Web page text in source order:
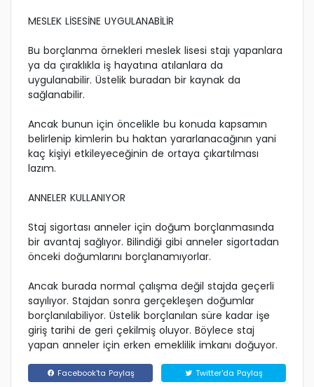
MESLEK LİSESİNE UYGULANABİLİR
Bu borçlanma örnekleri meslek lisesi stajı yapanlara
ya da çıraklıkla iş hayatına atılanlara da
uygulanabilir. Üstelik buradan bir kaynak da
sağlanabilir.
Ancak bunun için öncelikle bu konuda kapsamın
belirlenip kimlerin bu haktan yararlanacağının yani
kaç kişiyi etkileyeceğinin de ortaya çıkartılması
lazım.
ANNELER KULLANIYOR
Staj sigortası anneler için doğum borçlanmasında
bir avantaj sağlıyor. Bilindiği gibi anneler sigortadan
önceki doğumlarını borçlanamıyorlar.
Ancak burada normal çalışma değil stajda geçerli
sayılıyor. Stajdan sonra gerçekleşen doğumlar
borçlanılabiliyor. Üstelik borçlanılan süre kadar işe
giriş tarihi de geri çekilmiş oluyor. Böylece staj
yapan anneler için erken emeklilik imkanı doğuyor.
Facebook'ta Paylaş Twitter'da Paylaş